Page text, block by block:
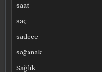
saat
saç
sadece
sağanak
Sağlık